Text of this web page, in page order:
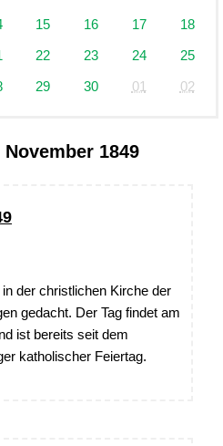
15 16 17
18
22 23 24
25
29 30 01 02
1849
der christlichen Kirche der
gedacht. Der Tag findet am
ist bereits seit dem
katholischer Feiertag.